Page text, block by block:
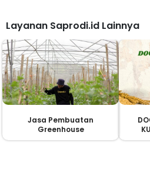
Layanan Saprodi.id Lainnya
Jasa Pembuatan
Greenhouse